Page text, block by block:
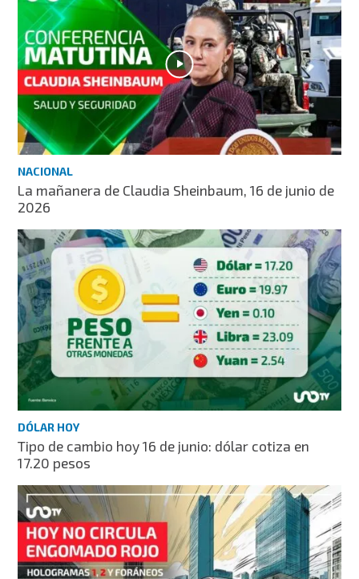
NACIONAL
La mañanera de Claudia Sheinbaum, 16 de junio de
2026
DÓLAR HOY
Tipo de cambio hoy 16 de junio: dólar cotiza en
17.20 pesos